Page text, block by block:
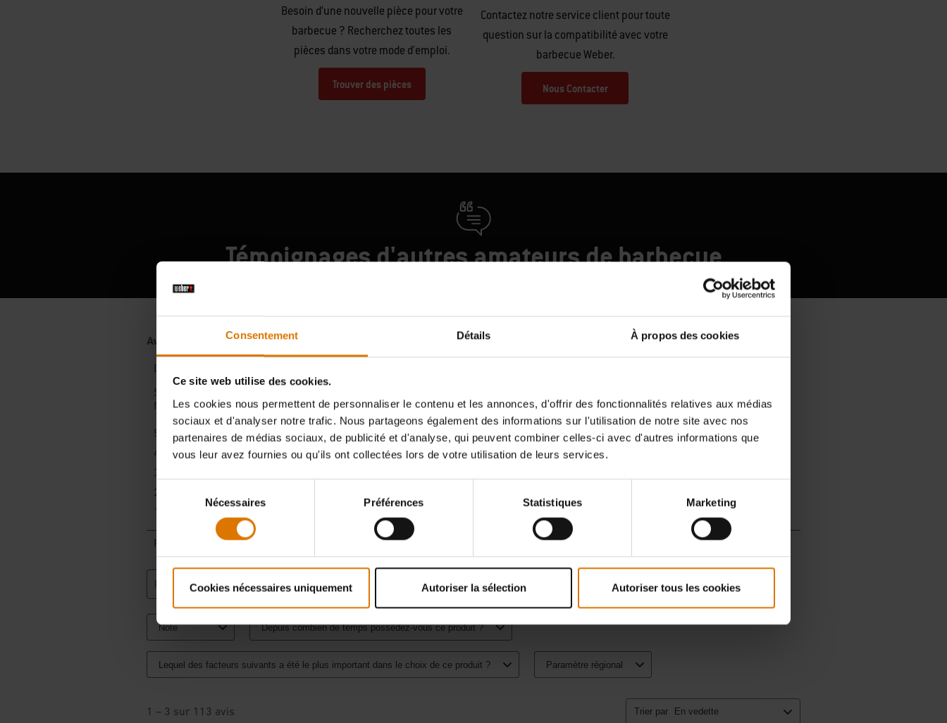
Consentement Détails À propos des cookies
Ce site web utilise des cookies.
Les cookies nous permettent de personnaliser le contenu et les annonces, d'offrir des fonctionnalités relatives aux médias
sociaux et d'analyser notre trafic. Nous partageons également des informations sur l'utilisation de notre site avec nos
partenaires de médias sociaux, de publicité et d'analyse, qui peuvent combiner celles-ci avec d'autres informations que
vous leur avez fournies ou qu'ils ont collectées lors de votre utilisation de leurs services.
Sélection
consentement
Nécessaires Préférences Statistiques Marketing
Cookies nécessaires uniquement Autoriser la sélection Autoriser tous les cookies
Besoin d’une nouvelle pièce pour votre
barbecue ? Recherchez toutes les
pièces dans votre mode d'emploi.
Trouver des pièces
Contactez notre service client pour toute
question sur la compatibilité avec votre
barbecue Weber.
Nous Contacter
Témoignages d'autres amateurs de barbecue